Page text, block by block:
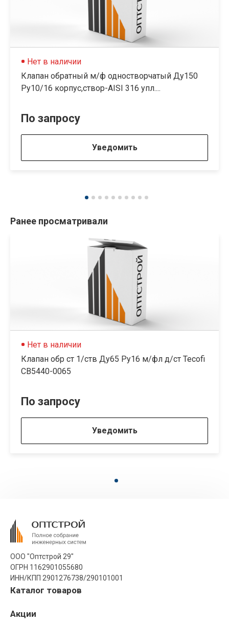
Нет в наличии
Клапан обратный м/ф одностворчатый Ду150
Ру10/16 корпус,створ-AISI 316 упл....
По запросу
Уведомить
Ранее просматривали
Нет в наличии
Клапан обр ст 1/ств Ду65 Py16 м/фл д/ст Tecofi
СВ5440-0065
По запросу
Уведомить
ООО "Оптстрой 29"
ОГРН 1162901055680
ИНН/КПП 2901276738/290101001
Каталог товаров
Акции